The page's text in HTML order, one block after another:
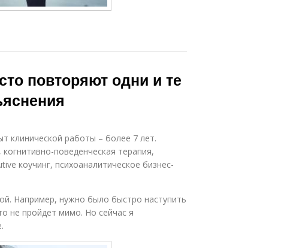
повторяют одни и те
клинической работы – более 7 лет.
поведенческая терапия,
коучинг, психоаналитическое бизнес-
Например, нужно было быстро наступить
не пройдет мимо. Но сейчас я